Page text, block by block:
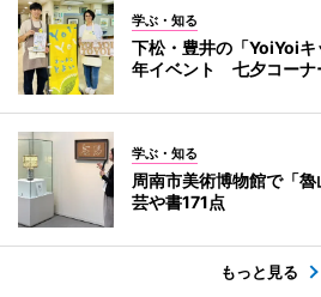
学ぶ・知る
下松・豊井の「YoiYoi
年イベント 七夕コーナ
学ぶ・知る
周南市美術博物館で「
芸や書171点
もっと見る